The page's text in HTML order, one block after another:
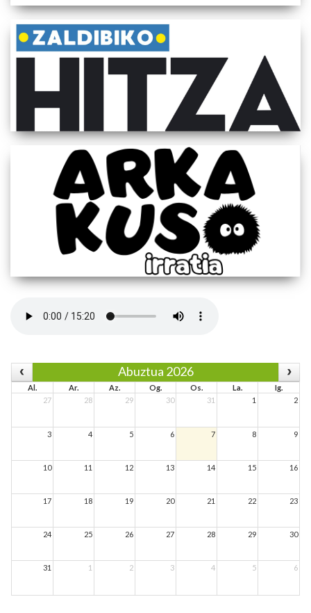
Abuztua 2026
Al. Ar. Az. Og. Os. La.
Ig.
27
28 29 30 31 1 2
3 4 5 6 7 8 9
10 11 12 13 14 15 16
17 18 19 20 21 22 23
24 25 26 27 28 29 30
31 1 2 3 4 5 6